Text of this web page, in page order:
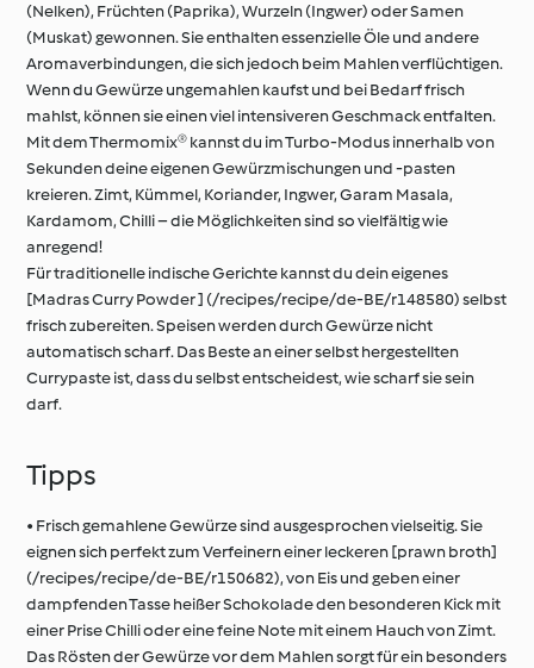
(Nelken), Früchten (Paprika), Wurzeln (Ingwer) oder Samen
(Muskat) gewonnen. Sie enthalten essenzielle Öle und andere
Aromaverbindungen, die sich jedoch beim Mahlen verflüchtigen.
Wenn du Gewürze ungemahlen kaufst und bei Bedarf frisch
mahlst, können sie einen viel intensiveren Geschmack entfalten.
Mit dem Thermomix® kannst du im Turbo-Modus innerhalb von
Sekunden deine eigenen Gewürzmischungen und -pasten
kreieren. Zimt, Kümmel, Koriander, Ingwer, Garam Masala,
Kardamom, Chilli – die Möglichkeiten sind so vielfältig wie
anregend!
Für traditionelle indische Gerichte kannst du dein eigenes
[Madras Curry Powder ] (/recipes/recipe/de-BE/r148580) selbst
frisch zubereiten. Speisen werden durch Gewürze nicht
automatisch scharf. Das Beste an einer selbst hergestellten
Currypaste ist, dass du selbst entscheidest, wie scharf sie sein
darf.
Tipps
• Frisch gemahlene Gewürze sind ausgesprochen vielseitig. Sie
eignen sich perfekt zum Verfeinern einer leckeren [prawn broth]
(/recipes/recipe/de-BE/r150682), von Eis und geben einer
dampfenden Tasse heißer Schokolade den besonderen Kick mit
einer Prise Chilli oder eine feine Note mit einem Hauch von Zimt.
Das Rösten der Gewürze vor dem Mahlen sorgt für ein besonders